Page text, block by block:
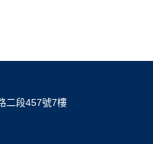
二段457號7樓